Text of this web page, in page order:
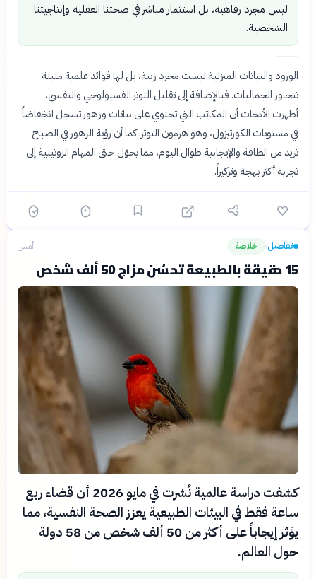
ليس مجرد رفاهية، بل استثمار مباشر في صحتنا العقلية وإنتاجيتنا
الشخصية.
الورود والنباتات المنزلية ليست مجرد زينة، بل لها فوائد علمية مثبتة
تتجاوز الجماليات. فبالإضافة إلى تقليل التوتر الفسيولوجي والنفسي،
أظهرت الأبحاث أن المكاتب التي تحتوي على نباتات وزهور تسجل انخفاضاً
في مستويات الكورتيزول، وهو هرمون التوتر. كما أن رؤية الزهور في الصباح
تزيد من الطاقة والإيجابية طوال اليوم، مما يحوّل حتى المهام الروتينية إلى
تجربة أكثر بهجة وتركيزاً.
تفاصيل› خلاصة أمس
15 دقيقة بالطبيعة تحسّن مزاج 50 ألف شخص
كشفت دراسة عالمية نُشرت في مايو 2026 أن قضاء ربع
ساعة فقط في البيئات الطبيعية يعزز الصحة النفسية، مما
يؤثر إيجاباً على أكثر من 50 ألف شخص من 58 دولة
حول العالم.